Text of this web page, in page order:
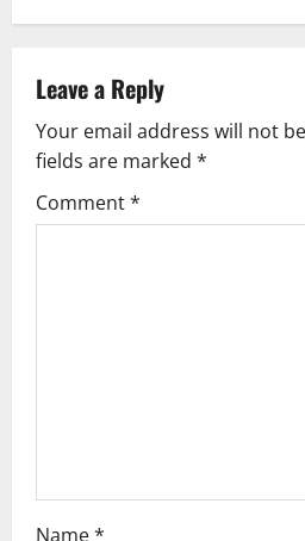
a
v
i
n
Leave a Reply
Your email address will not
fields are marked *
Comment*
Name*